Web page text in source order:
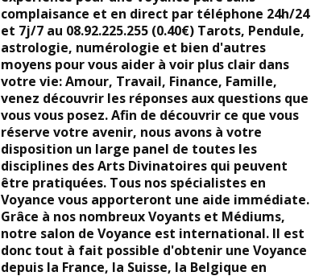
complaisance et en direct par téléphone 24h/24
et 7j/7 au 08.92.225.255 (0.40€) Tarots, Pendule,
astrologie, numérologie et bien d'autres
moyens pour vous aider à voir plus clair dans
votre vie: Amour, Travail, Finance, Famille,
venez découvrir les réponses aux questions que
vous vous posez.Afin de découvrir ce que vous
réserve votre avenir, nous avons à votre
disposition un large panel de toutes les
disciplines des Arts Divinatoires qui peuvent
être pratiquées. Tous nos spécialistes en
Voyance vous apporteront une aide immédiate.
Grâce à nos nombreux Voyants et Médiums,
notre salon de Voyance est international. Il est
donc tout à fait possible d'obtenir une Voyance
depuis la France, la Suisse, la Belgique en